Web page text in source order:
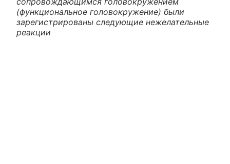
(функциональное головокружение) были
зарегистрированы следующие нежелательные
реакции